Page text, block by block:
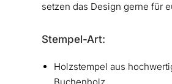
setzen das Design gerne für
Stempel-Art:
Holzstempel aus